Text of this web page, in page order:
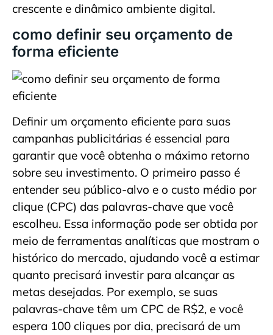
crescente e dinâmico ambiente digital.
como definir seu orçamento de
forma eficiente
Definir um orçamento eficiente para suas
campanhas publicitárias é essencial para
garantir que você obtenha o máximo retorno
sobre seu investimento. O primeiro passo é
entender seu público-alvo e o custo médio por
clique (CPC) das palavras-chave que você
escolheu. Essa informação pode ser obtida por
meio de ferramentas analíticas que mostram o
histórico do mercado, ajudando você a estimar
quanto precisará investir para alcançar as
metas desejadas. Por exemplo, se suas
palavras-chave têm um CPC de R$2, e você
espera 100 cliques por dia, precisará de um